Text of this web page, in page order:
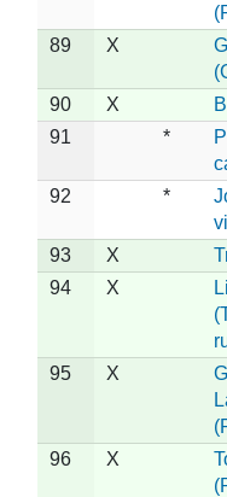
89 X
90 X
91
*
92 *
93 X
94
X
95 X
96 X